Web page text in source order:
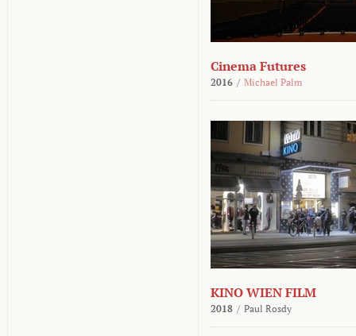
Cinema Futures
2016 / Michael Palm
KINO WIEN FILM
2018 / Paul Rosdy